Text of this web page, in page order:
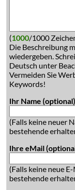
(1000/1000
Die Beschreibung
wiedergeben.
Deutsch unter
Vermeiden Sie
Keywords!
Ihr Name (optional)
(Falls keine neuer
bestehende
Ihre eMail
(Falls keine neue
bestehende